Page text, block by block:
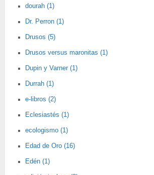
dourah (1)
Dr. Perron (1)
Drusos (5)
Drusos versus maronitas (1)
Dupin y Varner (1)
Durrah (1)
e-libros (2)
Eclesiastés (1)
ecologismo (1)
Edad de Oro (16)
Edén (1)